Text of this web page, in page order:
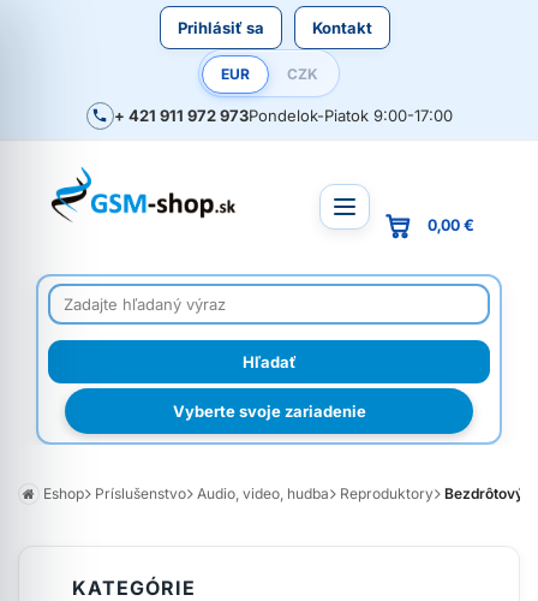
Prihlásiť sa Kontakt
EUR CZK
+ 421 911 972 973Pondelok-Piatok 9:00-17:00
Vyberte svoje zariadenie
0,00 €
Eshop Príslušenstvo Audio, video, hudba Reproduktory Bezdrôtový
KATEGÓRIE